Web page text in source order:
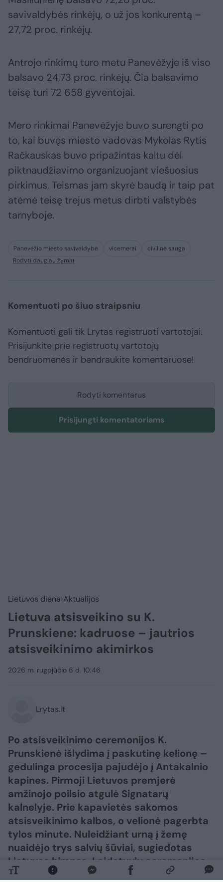
savivaldybės rinkėjų, o už jos konkurentą –
27,72 proc. rinkėjų.
Antrojo rinkimų turo metu Panevėžyje iš viso
balsavo 24,73 proc. rinkėjų. Čia balsavimo
teisę turi 72 658 gyventojai.
Mero rinkimai Panevėžyje buvo surengti po
to, kai buvęs miesto vadovas Mykolas Rytis
Račkauskas buvo pripažintas kaltu dėl
piktnaudžiavimo organizuojant viešuosius
pirkimus. Teismas jam skyrė baudą ir taip pat
atėmė teisę trejus metus dirbti valstybės
tarnyboje.
Panevėžio miesto savivaldybė vicemerai
civilinė sauga
Rodyti daugiau žymių
Komentuoti po šiuo straipsniu
Komentuoti gali tik Lrytas registruoti vartotojai.
Prisijunkite prie registruotų vartotojų
bendruomenės ir bendraukite komentaruose!
Rodyti komentarus
Prisijungti komentatoriams
Lietuvos diena Aktualijos
Lietuva atsisveikino su K.
Prunskiene: kadruose – jautrios
atsisveikinimo akimirkos
2026 m. rugpjūčio 6 d. 10:46
Lrytas.lt
Po atsisveikinimo ceremonijos K.
Prunskienė išlydima į paskutinę kelionę –
gedulinga procesija pajudėjo į Antakalnio
kapines. Pirmoji Lietuvos premjerė
amžinojo poilsio atgulė Signatarų
kalnelyje. Prie kapavietės sakomos
atsisveikinimo kalbos, o velionė pagerbta
tylos minute. Nuleidžiant urną į žemę
nuaidėjo trys salvių šūviai, sugiedotas
Lietuvos himnas. Laidotuvių ceremonijos
metu velionės artimiesiems taip pat